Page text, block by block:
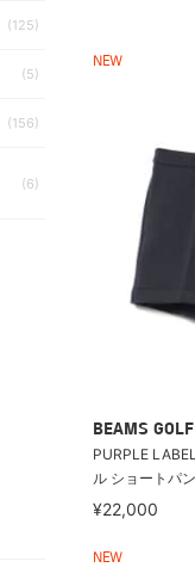
(125)
(5)
(156)
(6)
NEW
BEAMS GOLF
PURPLE
ル ショートパ
¥22,000
NEW